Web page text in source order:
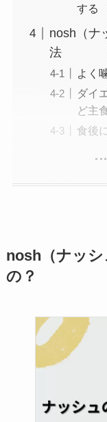
する
nosh（ナ
法
よく
ダイ
ど主
食後
nosh（ナッ
の？